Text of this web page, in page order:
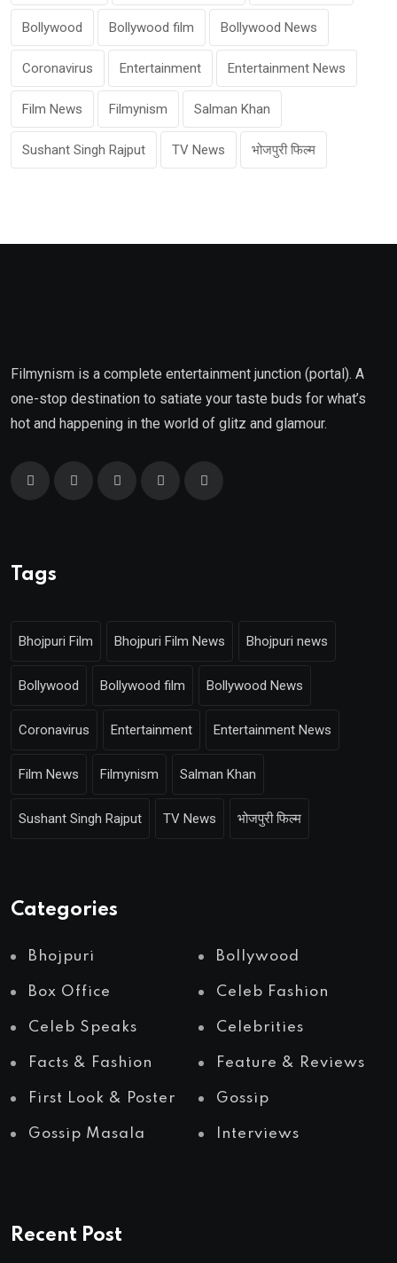
Bollywood Bollywood film Bollywood News
Coronavirus Entertainment Entertainment News
Film News Filmynism Salman Khan
Sushant Singh Rajput TV News भोजपुरी फिल्म
Filmynism is a complete entertainment junction (portal). A
one-stop destination to satiate your taste buds for what’s
hot and happening in the world of glitz and glamour.
Tags
Bhojpuri Film Bhojpuri Film News Bhojpuri news
Bollywood Bollywood film Bollywood News
Coronavirus Entertainment Entertainment News
Film News Filmynism Salman Khan
Sushant Singh Rajput TV News भोजपुरी फिल्म
Categories
Bhojpuri Bollywood
Box Office Celeb Fashion
Celeb Speaks Celebrities
Facts & Fashion Feature & Reviews
First Look & Poster Gossip
Gossip Masala Interviews
Recent Post